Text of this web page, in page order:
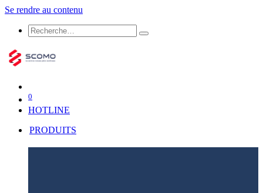
Se rendre au contenu
0
HOTLINE
PRODUITS